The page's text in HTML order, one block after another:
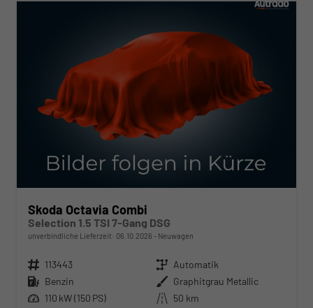
Skoda Octavia Combi
Selection 1.5 TSI 7-Gang DSG
unverbindliche Lieferzeit: 06.10.2026 Neuwagen
Fahrzeugnr. 113443 Getriebe Automatik
Kraftstoff Benzin Außenfarbe Graphitgrau Metallic
Leistung 110 kW (150 PS) Kilometerstand 50 km